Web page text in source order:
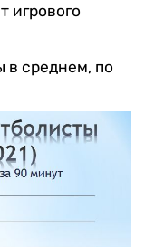
игрового
в среднем, по